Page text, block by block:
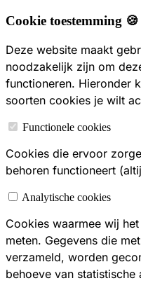
Cookie toestemming 🍪
Deze website maakt
noodzakelijk zijn om
functioneren. Hieronder
soorten cookies je wilt
Functionele cookies
Cookies die ervoor
behoren functioneert
Analytische cookies
Cookies waarmee wij
meten. Gegevens die
verzameld, worden
behoeve van statistische